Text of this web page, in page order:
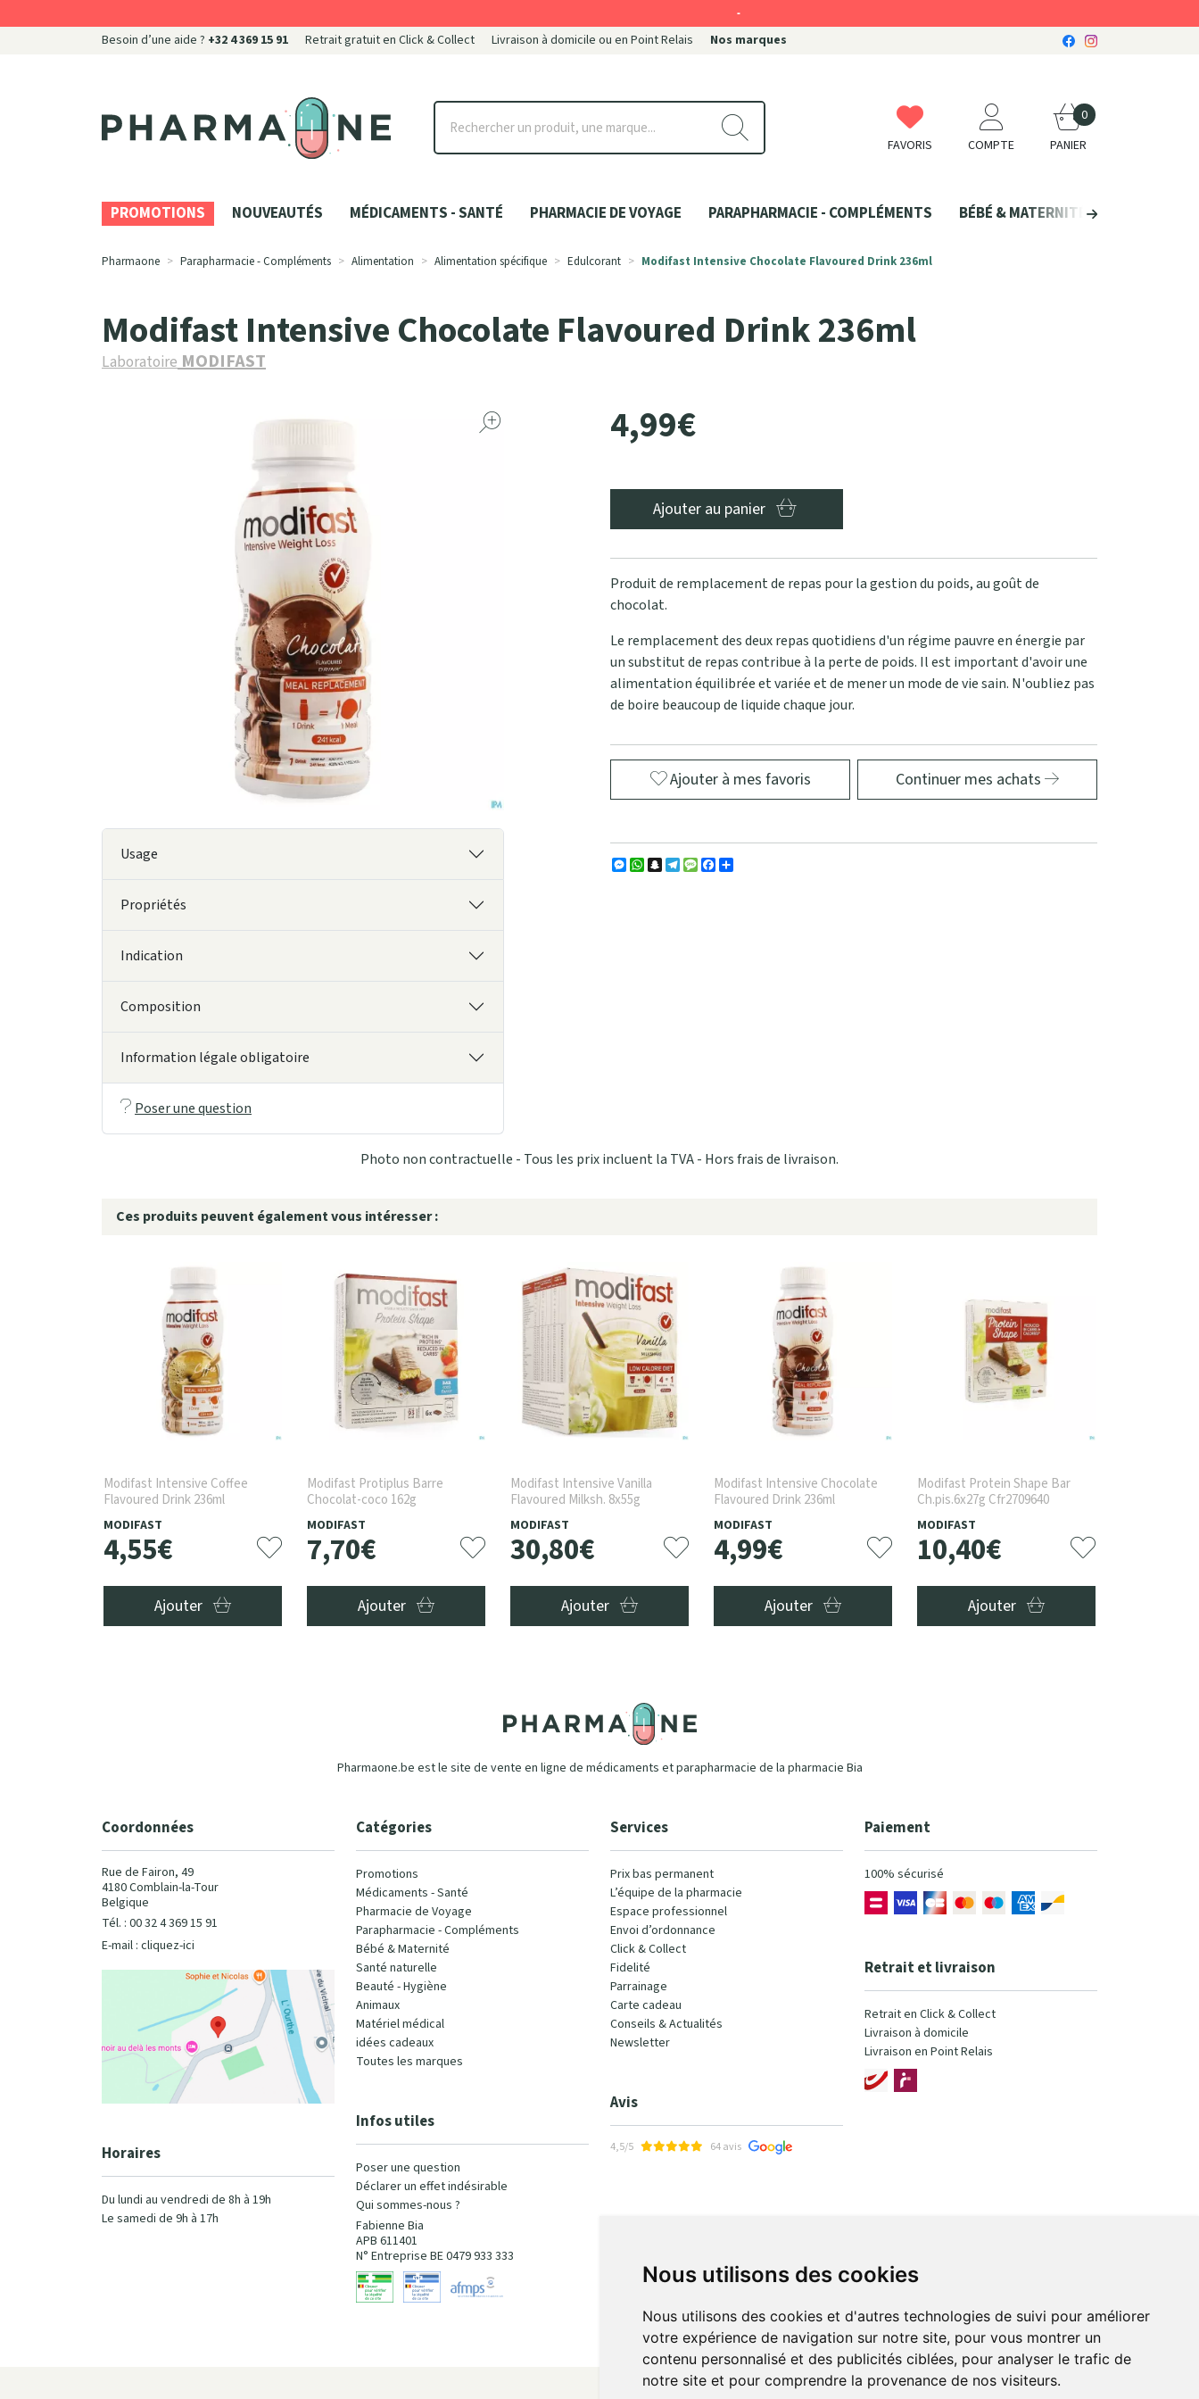
Nous utilisons des cookies
Nous utilisons des cookies et d'autres technologies de suivi pour améliorer
votre expérience de navigation sur notre site, pour vous montrer un
contenu personnalisé et des publicités ciblées, pour analyser le trafic de
notre site et pour comprendre la provenance de nos visiteurs.
Besoin d’une aide ? +32 4 369 15 91 Retrait gratuit en Click & Collect Livraison à domicile ou en Point Relais Nos marques
Pharmaone Votre pharmacie en ligne à votre service FAVORIS COMPTE PANIER
0
PROMOTIONS NOUVEAUTÉS MÉDICAMENTS - SANTÉ PHARMACIE DE VOYAGE PARAPHARMACIE - COMPLÉMENTS BÉBÉ & MATERNITÉ
Pharmaone Parapharmacie - Compléments Alimentation Alimentation spécifique Edulcorant Modifast Intensive Chocolate Flavoured Drink 236ml
Modifast Intensive Chocolate Flavoured Drink 236ml
LaboratoireMODIFAST
4,99€
Ajouter au panier
Produit de remplacement de repas pour la gestion du poids, au goût de
chocolat.
Le remplacement des deux repas quotidiens d'un régime pauvre en énergie par
un substitut de repas contribue à la perte de poids. Il est important d'avoir une
alimentation équilibrée et variée et de mener un mode de vie sain. N'oubliez pas
de boire beaucoup de liquide chaque jour.
Ajouter à mes favoris Continuer mes achats
Usage
Propriétés
Indication
Composition
Information légale obligatoire
Poser une question
Messenger
WhatsApp
Snapchat
Telegram
MessageFacebook
Photo non contractuelle - Tous les prix incluent la TVA - Hors frais de livraison.
Ces produits peuvent également vous intéresser :
Modifast Intensive Coffee
Flavoured Drink 236ml
MODIFAST
4,55€
Ajouter
Modifast Protiplus Barre
Chocolat-coco 162g
MODIFAST
7,70€
Ajouter
Modifast Intensive Vanilla
Flavoured Milksh. 8x55g
MODIFAST
30,80€
Ajouter
Modifast Intensive Chocolate
Flavoured Drink 236ml
MODIFAST
4,99€
Ajouter
Modifast Protein Shape Bar
Ch.pis.6x27g Cfr2709640
MODIFAST
10,40€
Ajouter
Pharmaone.be est le site de vente en ligne de médicaments et parapharmacie de la pharmacie Bia
Coordonnées
Rue de Fairon, 49
4180 Comblain-la-Tour
Belgique
Tél. : 00 32 4 369 15 91
E-mail : cliquez-ici
Horaires
Du lundi au vendredi de 8h à 19h
Le samedi de 9h à 17h
Catégories
Promotions
Médicaments - Santé
Pharmacie de Voyage
Parapharmacie - Compléments
Bébé & Maternité
Santé naturelle
Beauté - Hygiène
Animaux
Matériel médical
idées cadeaux
Toutes les marques
Infos utiles
Poser une question
Déclarer un effet indésirable
Qui sommes-nous ?
Fabienne Bia
APB 611401
N° Entreprise BE 0479 933 333
Services
Prix bas permanent
L’équipe de la pharmacie
Espace professionnel
Envoi d’ordonnance
Click & Collect
Fidelité
Parrainage
Carte cadeau
Conseils & Actualités
Newsletter
Avis
4,5/5 64 avis
Paiement
100% sécurisé
Retrait et livraison
Retrait en Click & Collect
Livraison à domicile
Livraison en Point Relais